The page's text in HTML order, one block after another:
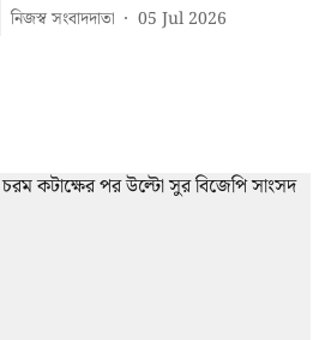
নিজস্ব সংবাদদাতা 05 Jul 2026